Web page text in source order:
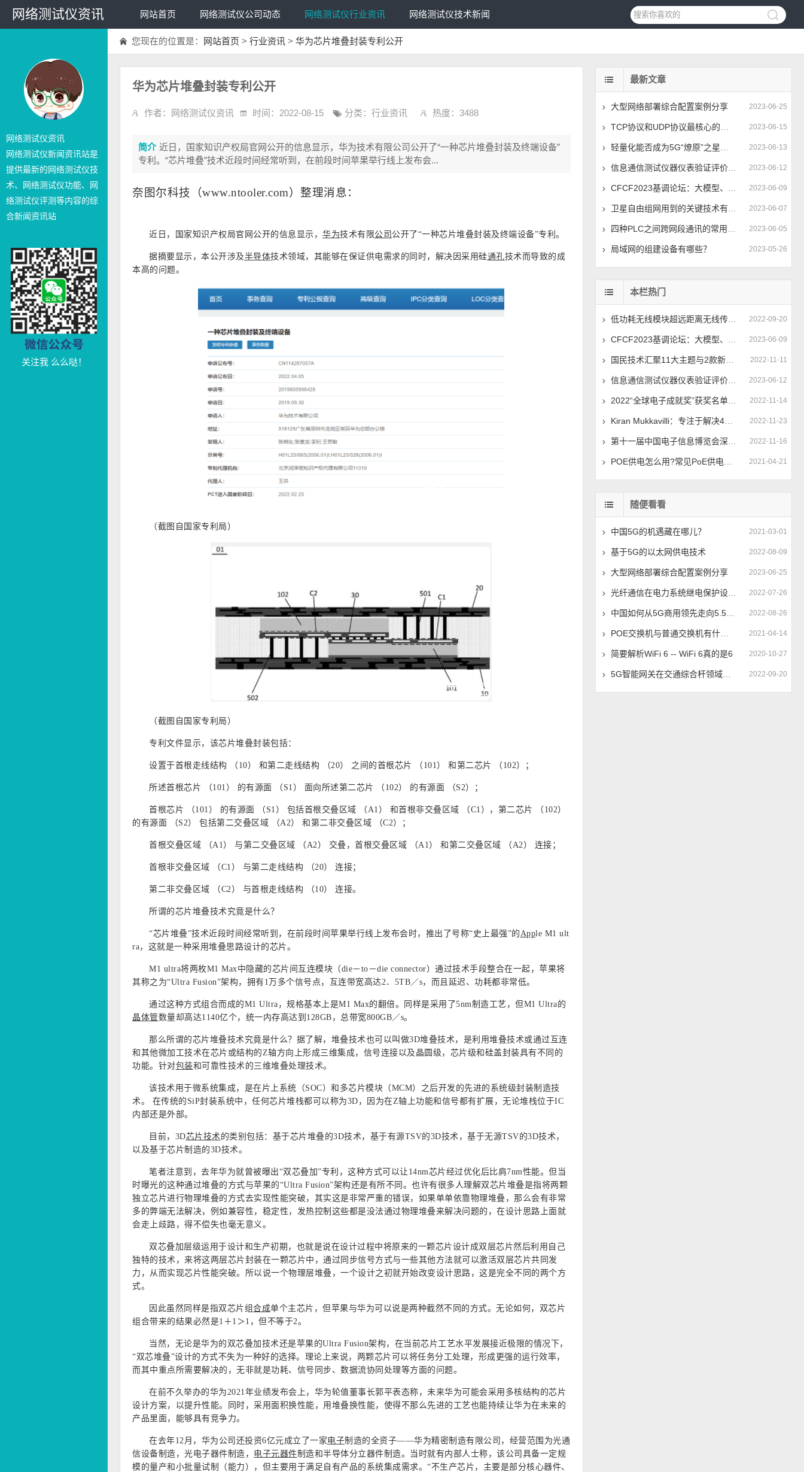
网络测试仪资讯 网站首页 网络测试仪公司动态 网络测试仪行业资讯 网络测试仪技术新闻
网络测试仪资讯
网络测试仪新闻资讯站是
提供最新的网络测试仪技
术、网络测试仪功能、网
络测试仪评测等内容的综
合新闻资讯站
关注我 么么哒！
您现在的位置是： 网站首页 > 行业资讯 > 华为芯片堆叠封装专利公开
华为芯片堆叠封装专利公开
作者：网络测试仪资讯 时间：2022-08-15 分类： 行业资讯 热度：3488
简介 近日，国家知识产权局官网公开的信息显示，华为技术有限公司公开了“一种芯片堆叠封装及终端设备”
专利。“芯片堆叠”技术近段时间经常听到，在前段时间苹果举行线上发布会...
奈图尔科技 （www.ntooler.com）整理消息 ：
近日，国家知识产权局官网公开的信息显示， 华为技术有限公司 公开了“一种芯片堆叠封装及终端设备”专利。
据摘要显示，本公开涉及半导体技术领域，其能够在保证供电需求的同时，解决因采用硅通孔技术而导致的成
本高的问题。
（截图自国家专利局）
（截图自国家专利局）
专利文件显示，该芯片堆叠封装包括：
设置于首根走线结构 （10） 和第二走线结构 （20） 之间的首根芯片 （101） 和第二芯片 （102）；
所述首根芯片 （101） 的有源面 （S1） 面向所述第二芯片 （102） 的有源面 （S2）；
首根芯片 （101） 的有源面 （S1） 包括首根 交叠区域 （A1） 和首根非交叠区域 （C1），第二芯片 （102）
的有源面 （S2） 包括第二交叠区域 （A2） 和第二非交叠区域 （C2）；
首根交叠区域 （A1） 与第二交叠区域 （A2） 交叠， 首根交叠区域 （A1） 和第二交叠区域 （A2） 连接；
首根非交叠区域 （C1） 与第二走线结构 （20） 连接；
第二非交叠区域 （C2） 与首根走线结构 （10） 连接。
所谓的芯片堆叠技术究竟是什么？
“芯片堆叠”技术近段时间经常听到，在前段时间苹果举行线上发布会时，推出了号称“史上最强”的Apple M1 ult
ra，这就是一种采用堆叠思路设计的芯片。
M1 ultra将两枚M1 Max中隐藏的芯片间互连模块（die－to－die connector）通过技术手段整合在一起，苹果将
其称之为“Ultra Fusion”架构，拥有1万多个信号点，互连带宽高达2．5TB／s，而且延迟、功耗都非常低。
通过这种方式组合而成的M1 Ultra，规格基本上是M1 Max的翻倍。同样是采用了5nm制造工艺，但M1 Ultra的
晶体管数量却高达1140亿个，统一内存高达到128GB，总带宽800GB／s。
那么所谓的芯片堆叠技术究竟是什么？据了解，堆叠技术也可以叫做3D堆叠技术，是利用堆叠技术或通过互连
和其他微加工技术在芯片或结构的Z轴方向上形成三维集成，信号连接以及晶圆级，芯片级和硅盖封装具有不同的
功能。针对包装和可靠性技术的三维堆叠处理技术。
该技术用于微系统集成，是在片上系统（SOC）和多芯片模块（MCM）之后开发的先进的系统级封装制造技
术。 在传统的SiP封装系统中，任何芯片堆栈都可以称为3D，因为在Z轴上功能和信号都有扩展，无论堆栈位于IC
内部还是外部。
目前，3D芯片技术的类别包括：基于芯片堆叠的3D技术，基于有源TSV的3D技术，基于无源TSV的3D技术，
以及基于芯片制造的3D技术。
笔者注意到，去年华为就曾被曝出“双芯叠加”专利，这种方式可以让14nm芯片经过优化后比肩7nm性能。但当
时曝光的这种通过堆叠的方式与苹果的“Ultra Fusion”架构还是有所不同。也许有很多人理解双芯片堆叠是指将两颗
独立芯片进行物理堆叠的方式去实现性能突破，其实这是非常严重的错误，如果单单依靠物理堆叠，那么会有非常
多的弊端无法解决，例如兼容性，稳定性，发热控制这些都是没法通过物理堆叠来解决问题的，在设计思路上面就
会走上歧路，得不偿失也毫无意义。
双芯叠加层级运用于设计和生产初期，也就是说在设计过程中将原来的一颗芯片设计成双层芯片然后利用自己
独特的技术，来将这两层芯片封装在一颗芯片中，通过同步信号方式与一些其他方法就可以激活双层芯片共同发
力，从而实现芯片性能突破。所以说一个物理层堆叠，一个设计之初就开始改变设计思路，这是完全不同的两个方
式。
因此虽然同样是指双芯片组合成单个主芯片，但苹果与华为可以说是两种截然不同的方式。无论如何，双芯片
组合带来的结果必然是1＋1＞1，但不等于2。
当然，无论是华为的双芯叠加技术还是苹果的Ultra Fusion架构，在当前芯片工艺水平发展接近极限的情况下，
“双芯堆叠”设计的方式不失为一种好的选择。理论上来说，两颗芯片可以将任务分工处理，形成更强的运行效率，
而其中重点所需要解决的，无非就是功耗、信号同步、数据流协同处理等方面的问题。
在前不久举办的华为2021年业绩发布会上，华为轮值董事长郭平表态称，未来华为可能会采用多核结构的芯片
设计方案，以提升性能。同时，采用面积换性能，用堆叠换性能，使得不那么先进的工艺也能持续让华为在未来的
产品里面，能够具有竞争力。
在去年12月，华为公司还投资6亿元成立了一家电子制造的全资子——华为精密制造有限公司，经营范围为光通
信设备制造，光电子器件制造， 电子元器件制造和半导体分立器件制造。当时就有内部人士称，该公司具备一定规
模的量产和小批量试制（能力），但主要用于满足自有产品的系统集成需求。“不生产芯片，主要是部分核心器件、
最新文章
2023-06-25
大型网络部署综合配置案例分享
2023-06-15
TCP协议和UDP协议最核心的区别是什么？
2023-06-13
轻量化能否成为5G“燎原”之星火？
2023-06-12
信息通信测试仪器仪表验证评价中心揭牌 推动仪器仪表技术进步
2023-06-09
CFCF2023基调论坛：大模型、全光网加速400G/800G切换时间点
2023-06-07
卫星自由组网用到的关键技术有哪些
2023-06-05
四种PLC之间跨网段通讯的常用方法分享
2023-05-26
局域网的组建设备有哪些？
本栏热门
2022-09-20
低功耗无线模块超远距离无线传输实现中继的方法
2023-06-09
CFCF2023基调论坛：大模型、全光网加速400G/800G切换时间点
2022-11-11
国民技术汇聚11大主题与2款新品添彩ELEXCON 2022
2023-06-12
信息通信测试仪器仪表验证评价中心揭牌 推动仪器仪表技术进步
2022-11-14
2022“全球电子成就奖”获奖名单公布，移远通信荣获“年度杰出创新企业”奖
2022-11-23
Kiran Mukkavilli：专注于解决4G和5G的基本波形问题
2022-11-16
第十一届中国电子信息博览会深圳新闻发布会成功举行
2021-04-21
POE供电怎么用?常见PoE供电4种工程应用方法
随便看看
2021-03-01
中国5G的机遇藏在哪儿？
2022-08-09
基于5G的以太网供电技术
2023-06-25
大型网络部署综合配置案例分享
2022-07-26
光纤通信在电力系统继电保护设备的应用
2022-08-26
中国如何从5G商用领先走向5.5G商用领先
2021-04-14
POE交换机与普通交换机有什么异同？
2020-10-27
简要解析WiFi 6 -- WiFi 6真的是6
2022-09-20
5G智能网关在交通综合杆领域的应用